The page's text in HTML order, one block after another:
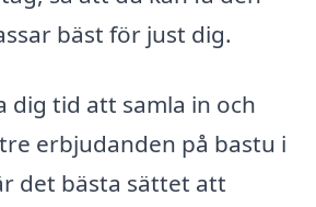
bäst för just dig.
dig tid att samla in och
erbjudanden på bastu i
det bästa sättet att